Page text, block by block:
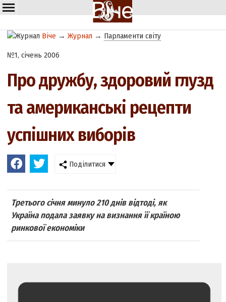
Віче →Журнал → Парламенти світу
№1, січень 2006
Про дружбу, здоровий глузд
та американські рецепти
успішних виборів
Поділитися
Третього січня минуло 210 днів відтоді, як
Україна подала заявку на визнання її країною
ринкової економіки